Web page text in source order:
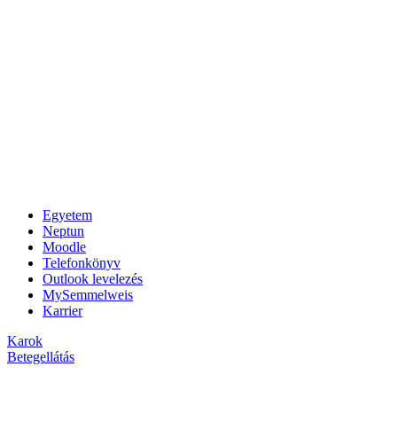
Egyetem
Neptun
Moodle
Telefonkönyv
Outlook levelezés
MySemmelweis
Karrier
Karok
Betegellátás